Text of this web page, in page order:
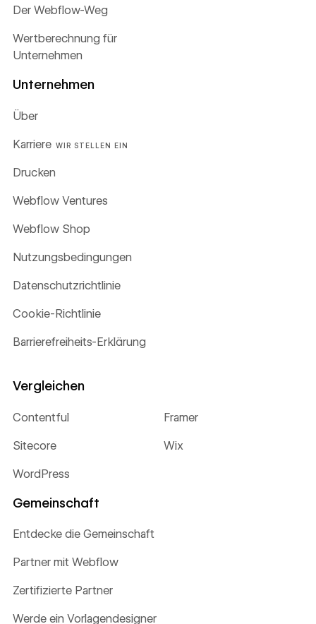
Der Webflow-Weg
Wertberechnung für
Unternehmen
Unternehmen
Über
Karriere WIR STELLEN EIN
Drucken
Webflow Ventures
Webflow Shop
Nutzungsbedingungen
Datenschutzrichtlinie
Cookie-Richtlinie
Barrierefreiheits-Erklärung
Vergleichen
Contentful Framer
Sitecore Wix
WordPress
Gemeinschaft
Entdecke die Gemeinschaft
Partner mit Webflow
Zertifizierte Partner
Werde ein Vorlagendesigner